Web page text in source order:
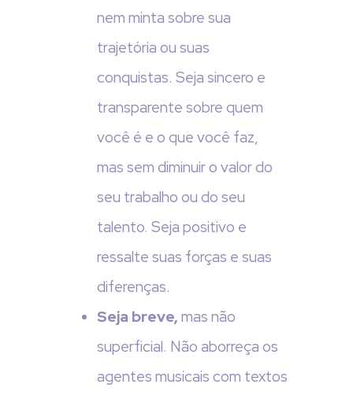
nem minta sobre sua
trajetória ou suas
conquistas. Seja sincero e
transparente sobre quem
você é e o que você faz,
mas sem diminuir o valor do
seu trabalho ou do seu
talento. Seja positivo e
ressalte suas forças e suas
diferenças.
Seja breve, mas não
superficial. Não aborreça os
agentes musicais com textos